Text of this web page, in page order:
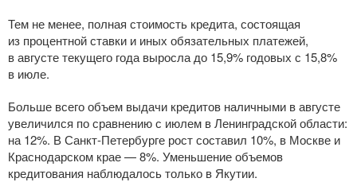
Тем не менее, полная стоимость кредита, состоящая
из процентной ставки и иных обязательных платежей,
в августе текущего года выросла до 15,9% годовых с 15,8%
в июле.
Больше всего объем выдачи кредитов наличными в августе
увеличился по сравнению с июлем в Ленинградской области:
на 12%. ВСанкт-Петербурге рост составил 10%, в Москве и
Краснодарском крае — 8%. Уменьшение объемов
кредитования наблюдалось только в Якутии.